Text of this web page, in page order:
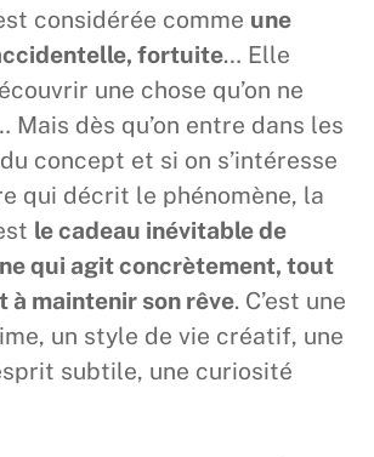
considérée comme une
fortuite… Elle
une chose qu’on ne
Mais dès qu’on entre dans les
concept et si on s’intéresse
qui décrit le phénomène, la
le cadeau inévitable de
qui agit concrètement, tout
à maintenir son rêve. C’est une
un style de vie créatif, une
subtile, une curiosité